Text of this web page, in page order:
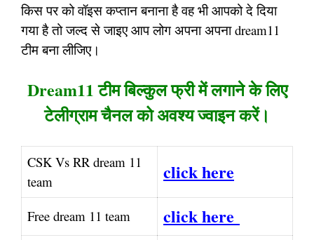
किस पर को वॉइस कप्तान बनाना है वह भी आपको दे दिया
गया है तो जल्द से जाइए आप लोग अपना अपना dream11
टीम बना लीजिए।
Dream11 टीम बिल्कुल फ्री में लगाने के लिए
टेलीग्राम चैनल को अवश्य ज्वाइन करें।
CSK Vs RR dream 11
team
click here
Free dream 11 team click here